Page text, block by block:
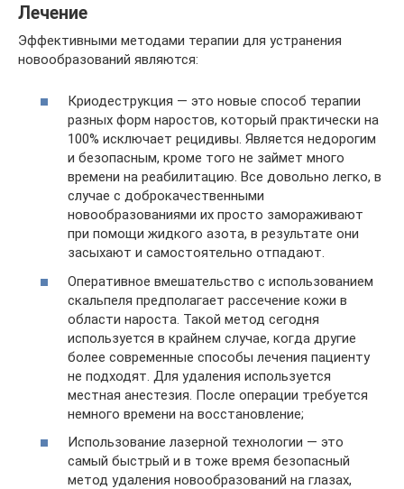
Лечение
Эффективными методами терапии для устранения
новообразований являются:
Криодеструкция — это новые способ терапии
разных форм наростов, который практически на
100% исключает рецидивы. Является недорогим
и безопасным, кроме того не займет много
времени на реабилитацию. Все довольно легко, в
случае с доброкачественными
новообразованиями их просто замораживают
при помощи жидкого азота, в результате они
засыхают и самостоятельно отпадают.
Оперативное вмешательство с использованием
скальпеля предполагает рассечение кожи в
области нароста. Такой метод сегодня
используется в крайнем случае, когда другие
более современные способы лечения пациенту
не подходят. Для удаления используется
местная анестезия. После операции требуется
немного времени на восстановление;
Использование лазерной технологии — это
самый быстрый и в тоже время безопасный
метод удаления новообразований на глазах,